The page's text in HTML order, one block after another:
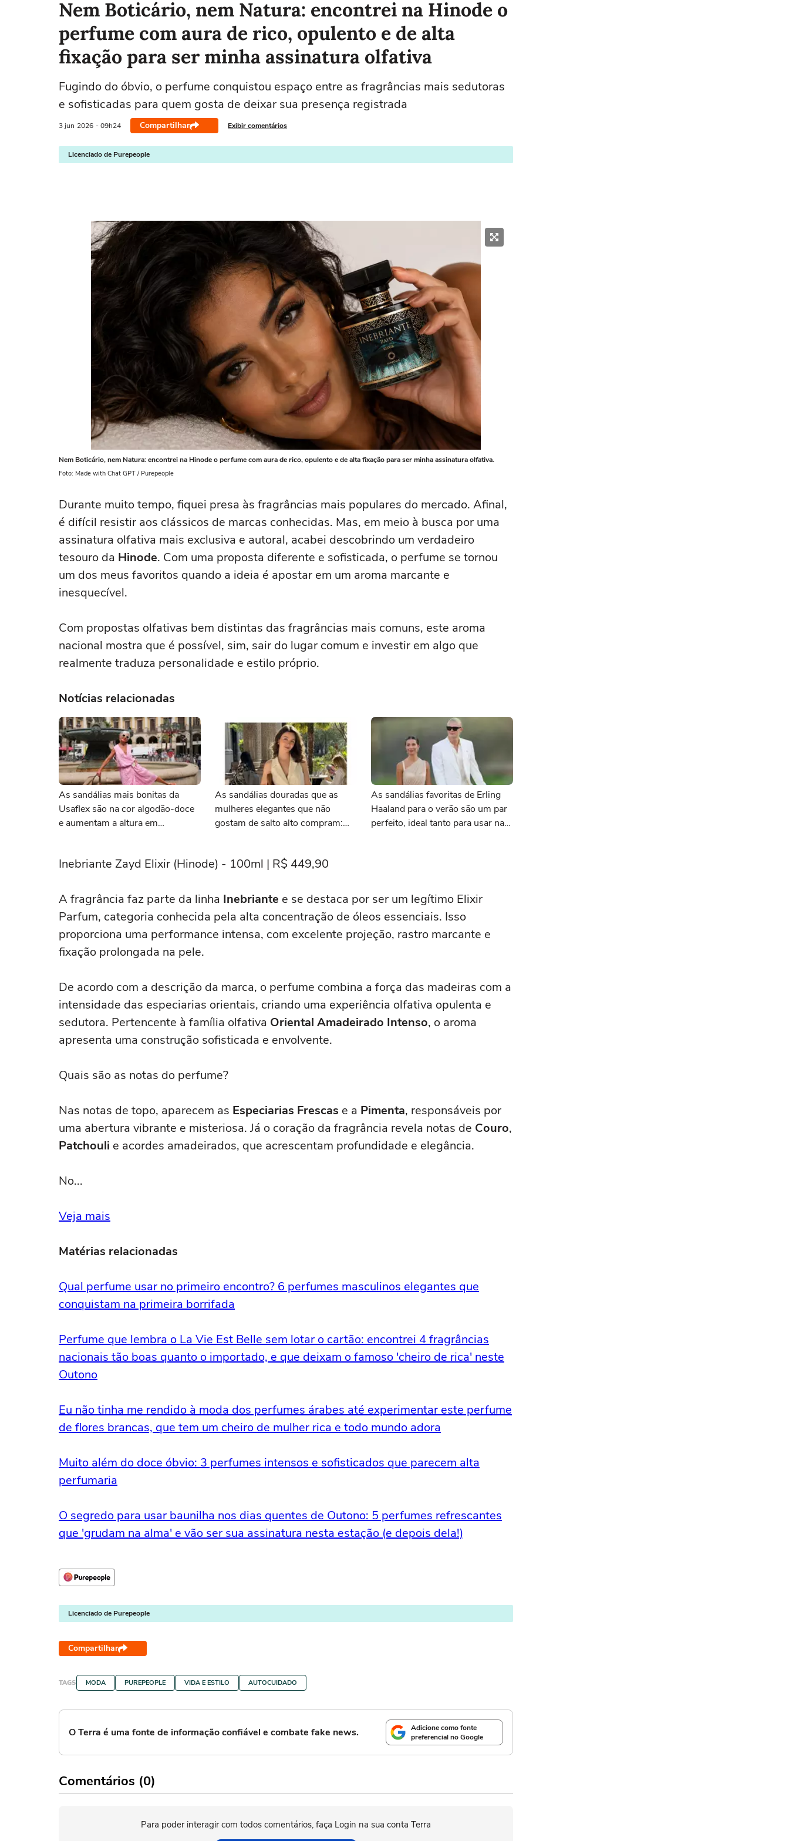
Nem Boticário, nem Natura: encontrei na Hinode o
perfume com aura de rico, opulento e de alta
fixação para ser minha assinatura olfativa
Fugindo do óbvio, o perfume conquistou espaço entre as fragrâncias mais sedutoras
e sofisticadas para quem gosta de deixar sua presença registrada
3 jun 2026 - 09h24 Compartilhar Exibir comentários
Licenciado de Purepeople
Nem Boticário, nem Natura: encontrei na Hinode o perfume com aura de rico, opulento e de alta fixação para ser minha assinatura olfativa.
Foto: Made with Chat GPT / Purepeople
Durante muito tempo, fiquei presa às fragrâncias mais populares do mercado. Afinal,
é difícil resistir aos clássicos de marcas conhecidas. Mas, em meio à busca por uma
assinatura olfativa mais exclusiva e autoral, acabei descobrindo um verdadeiro
tesouro da Hinode. Com uma proposta diferente e sofisticada, o perfume se tornou
um dos meus favoritos quando a ideia é apostar em um aroma marcante e
inesquecível.
Com propostas olfativas bem distintas das fragrâncias mais comuns, este aroma
nacional mostra que é possível, sim, sair do lugar comum e investir em algo que
realmente traduza personalidade e estilo próprio.
Notícias relacionadas
As sandálias mais bonitas da
Usaflex são na cor algodão-doce
e aumentam a altura em
As sandálias douradas que as
mulheres elegantes que não
gostam de salto alto compram:
As sandálias favoritas de Erling
Haaland para o verão são um par
perfeito, ideal tanto para usar na
Inebriante Zayd Elixir (Hinode) - 100ml | R$ 449,90
A fragrância faz parte da linha Inebriante e se destaca por ser um legítimo Elixir
Parfum, categoria conhecida pela alta concentração de óleos essenciais. Isso
proporciona uma performance intensa, com excelente projeção, rastro marcante e
fixação prolongada na pele.
De acordo com a descrição da marca, o perfume combina a força das madeiras com a
intensidade das especiarias orientais, criando uma experiência olfativa opulenta e
sedutora. Pertencente à família olfativa Oriental Amadeirado Intenso, o aroma
apresenta uma construção sofisticada e envolvente.
Quais são as notas do perfume?
Nas notas de topo, aparecem as Especiarias Frescas e a Pimenta, responsáveis por
uma abertura vibrante e misteriosa. Já o coração da fragrância revela notas de Couro,
Patchouli e acordes amadeirados, que acrescentam profundidade e elegância.
No...
Veja mais
Matérias relacionadas
Qual perfume usar no primeiro encontro? 6 perfumes masculinos elegantes que
conquistam na primeira borrifada
Perfume que lembra o La Vie Est Belle sem lotar o cartão: encontrei 4 fragrâncias
nacionais tão boas quanto o importado, e que deixam o famoso 'cheiro de rica' neste
Outono
Eu não tinha me rendido à moda dos perfumes árabes até experimentar este perfume
de flores brancas, que tem um cheiro de mulher rica e todo mundo adora
Muito além do doce óbvio: 3 perfumes intensos e sofisticados que parecem alta
perfumaria
O segredo para usar baunilha nos dias quentes de Outono: 5 perfumes refrescantes
que 'grudam na alma' e vão ser sua assinatura nesta estação (e depois dela!)
Licenciado de Purepeople
Compartilhar
TAGS MODA PUREPEOPLE VIDA E ESTILO AUTOCUIDADO
O Terra é uma fonte de informação confiável e combate fake news.
Adicione como fonte
preferencial no Google
Comentários (0)
Para poder interagir com todos comentários, faça Login na sua conta Terra